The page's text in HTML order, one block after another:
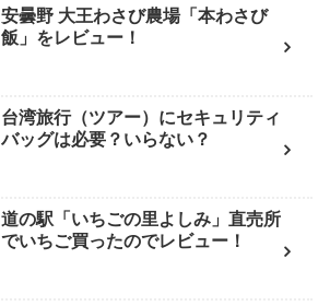
安曇野 大王わさび農場「本わさび
飯」をレビュー！
台湾旅行（ツアー）にセキュリティ
バッグは必要？いらない？
道の駅「いちごの里よしみ」直売所
でいちご買ったのでレビュー！